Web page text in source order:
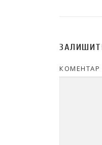
КОМЕНТАР